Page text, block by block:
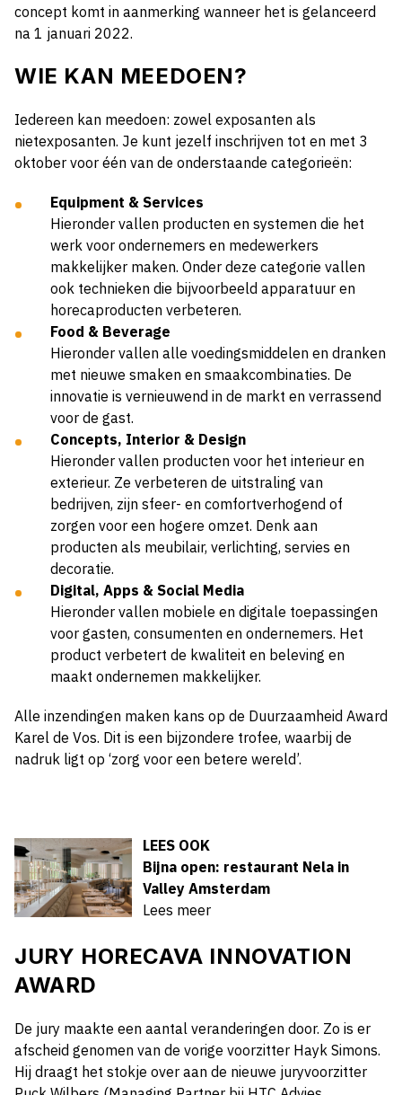
concept komt in aanmerking wanneer het is gelanceerd
na 1 januari 2022.
WIE KAN MEEDOEN?
Iedereen kan meedoen: zowel exposanten als
nietexposanten. Je kunt jezelf inschrijven tot en met 3
oktober voor één van de onderstaande categorieën:
Equipment & Services
Hieronder vallen producten en systemen die het
werk voor ondernemers en medewerkers
makkelijker maken. Onder deze categorie vallen
ook technieken die bijvoorbeeld apparatuur en
horecaproducten verbeteren.
Food & Beverage
Hieronder vallen alle voedingsmiddelen en dranken
met nieuwe smaken en smaakcombinaties. De
innovatie is vernieuwend in de markt en verrassend
voor de gast.
Concepts, Interior & Design
Hieronder vallen producten voor het interieur en
exterieur. Ze verbeteren de uitstraling van
bedrijven, zijn sfeer- en comfortverhogend of
zorgen voor een hogere omzet. Denk aan
producten als meubilair, verlichting, servies en
decoratie.
Digital, Apps & Social Media
Hieronder vallen mobiele en digitale toepassingen
voor gasten, consumenten en ondernemers. Het
product verbetert de kwaliteit en beleving en
maakt ondernemen makkelijker.
Alle inzendingen maken kans op de Duurzaamheid Award
Karel de Vos. Dit is een bijzondere trofee, waarbij de
nadruk ligt op ‘zorg voor een betere wereld’.
LEES OOK
Bijna open: restaurant Nela in
Valley Amsterdam
Lees meer
JURY HORECAVA INNOVATION
AWARD
De jury maakte een aantal veranderingen door. Zo is er
afscheid genomen van de vorige voorzitter Hayk Simons.
Hij draagt het stokje over aan de nieuwe juryvoorzitter